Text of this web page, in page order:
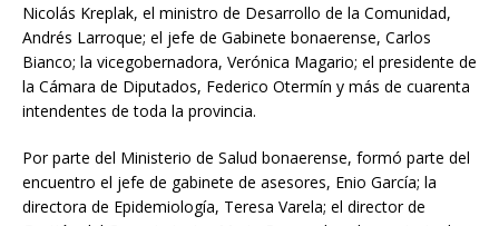
Nicolás Kreplak, el ministro de Desarrollo de la Comunidad,
Andrés Larroque; el jefe de Gabinete bonaerense, Carlos
Bianco; la vicegobernadora, Verónica Magario; el presidente de
la Cámara de Diputados, Federico Otermín y más de cuarenta
intendentes de toda la provincia.
Por parte del Ministerio de Salud bonaerense, formó parte del
encuentro el jefe de gabinete de asesores, Enio García; la
directora de Epidemiología, Teresa Varela; el director de